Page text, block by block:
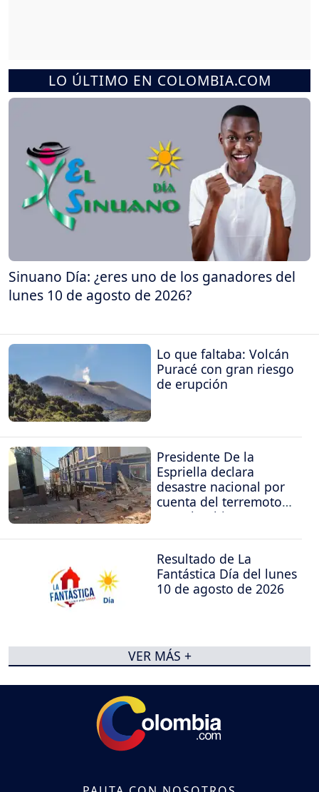
LO ÚLTIMO EN COLOMBIA.COM
Sinuano Día: ¿eres uno de los ganadores del
lunes 10 de agosto de 2026?
Lo que faltaba: Volcán
Puracé con gran riesgo
de erupción
Presidente De la
Espriella declara
desastre nacional por
cuenta del terremoto
en Colombia
Resultado de La
Fantástica Día del lunes
10 de agosto de 2026
VER MÁS +